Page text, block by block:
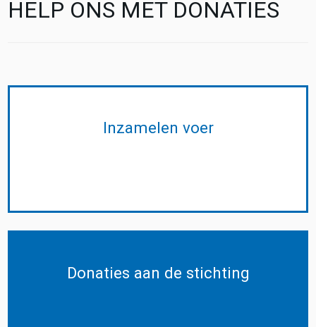
HELP ONS MET DONATIES
Inzamelen voer
Donaties aan de stichting